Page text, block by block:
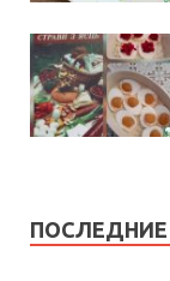
ПОСЛЕДНИЕ